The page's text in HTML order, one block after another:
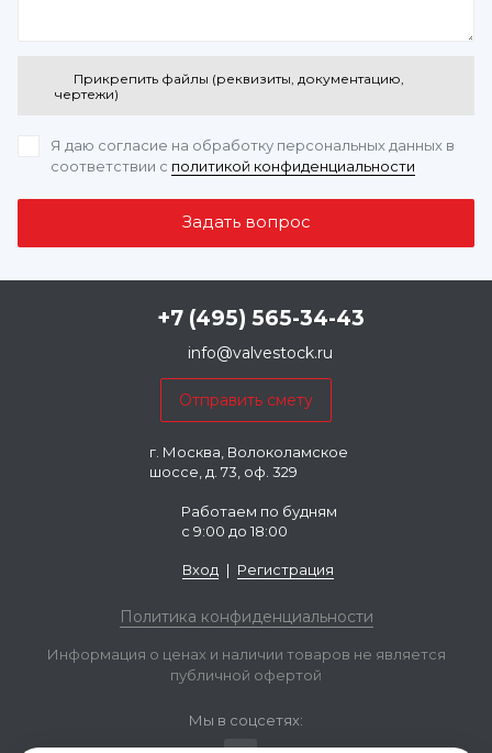
Прикрепить файлы (реквизиты, документацию,
чертежи)
Я даю согласие на обработку персональных данных в
соответствии с политикой конфиденциальности
+7 (495) 565-34-43
info@valvestock.ru
г. Москва, Волоколамское
шоссе, д. 73, оф. 329
Работаем по будням
с 9:00 до 18:00
Вход | Регистрация
Политика конфиденциальности
Информация о ценах и наличии товаров не является
публичной офертой
Мы в соцсетях: